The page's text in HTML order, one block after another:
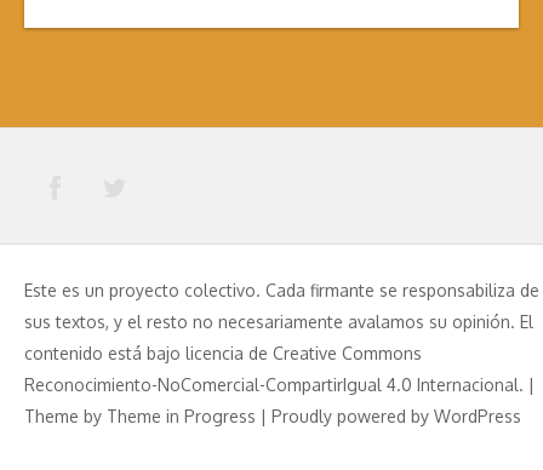
Este es un proyecto colectivo. Cada firmante se responsabiliza de
sus textos, y el resto no necesariamente avalamos su opinión. El
contenido está bajo licencia de Creative Commons
Reconocimiento-NoComercial-CompartirIgual 4.0 Internacional. |
Theme by Theme in Progress | Proudly powered by WordPress